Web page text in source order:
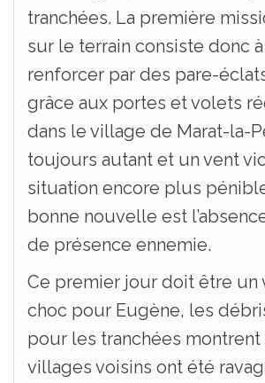
tranchées. La première
sur le terrain consiste donc
renforcer par des pare-
grâce aux portes et volets
dans le village de Marat-la-
toujours autant et un vent
situation encore plus
bonne nouvelle est
de présence ennemie.
Ce premier jour doit être un
choc pour Eugène, les
pour les tranchées
villages voisins ont été